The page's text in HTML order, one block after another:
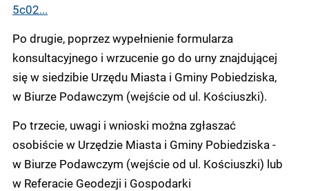
5c02...
Po drugie, poprzez wypełnienie formularza
konsultacyjnego i wrzucenie go do urny znajdującej
się w siedzibie Urzędu Miasta i Gminy Pobiedziska,
w Biurze Podawczym (wejście od ul. Kościuszki).
Po trzecie, uwagi i wnioski można zgłaszać
osobiście w Urzędzie Miasta i Gminy Pobiedziska -
w Biurze Podawczym (wejście od ul. Kościuszki) lub
w Referacie Geodezji i Gospodarki